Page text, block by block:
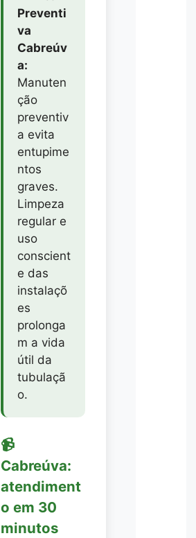
Preventi
va
Cabreúv
a:
Manuten
ção
preventiv
a evita
entupime
ntos
graves.
Limpeza
regular e
uso
conscient
e das
instalaçõ
es
prolonga
m a vida
útil da
tubulaçã
o.
📹
Cabreúva:
atendiment
o em 30
minutos